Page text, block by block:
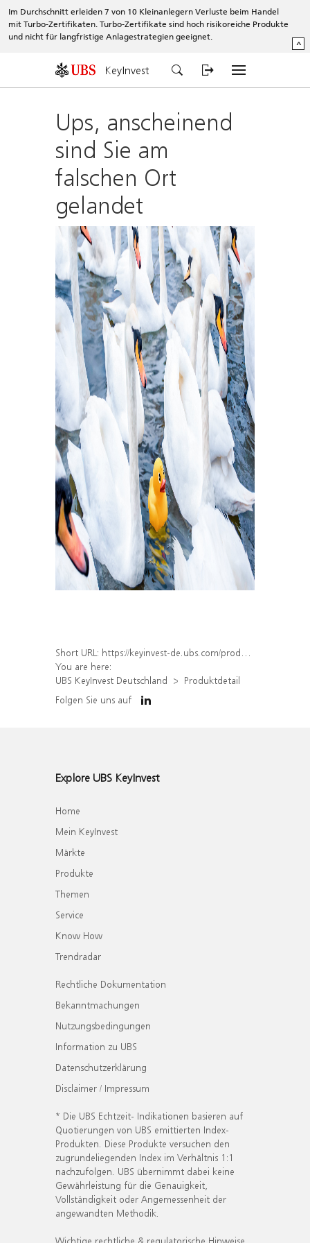
Im Durchschnitt erleiden 7 von 10 Kleinanlegern Verluste beim Handel
mit Turbo-Zertifikaten. Turbo-Zertifikate sind hoch risikoreiche Produkte
und nicht für langfristige Anlagestrategien geeignet.
^
KeyInvest
Ups, anscheinend
sind Sie am
falschen Ort
gelandet
Short URL: https://keyinvest-de.ubs.com/produkt/detail/index/isin/DE000WA6UCH7
You are here:
UBS KeyInvest Deutschland
Produktdetail
Folgen Sie uns auf
Explore UBS KeyInvest
Home
Mein KeyInvest
Märkte
Produkte
Themen
Service
Know How
Trendradar
Rechtliche Dokumentation
Bekanntmachungen
Nutzungsbedingungen
Information zu UBS
Datenschutzerklärung
Disclaimer / Impressum
* Die UBS Echtzeit- Indikationen basieren auf
Quotierungen von UBS emittierten Index-
Produkten. Diese Produkte versuchen den
zugrundeliegenden Index im Verhältnis 1:1
nachzufolgen. UBS übernimmt dabei keine
Gewährleistung für die Genauigkeit,
Vollständigkeit oder Angemessenheit der
angewandten Methodik.